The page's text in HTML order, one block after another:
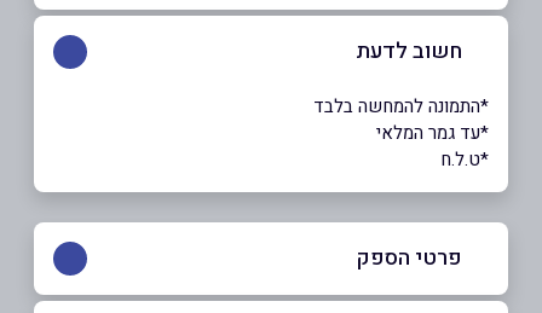
חשוב לדעת
*התמונה להמחשה בלבד
*עד גמר המלאי
*ט.ל.ח
פרטי הספק